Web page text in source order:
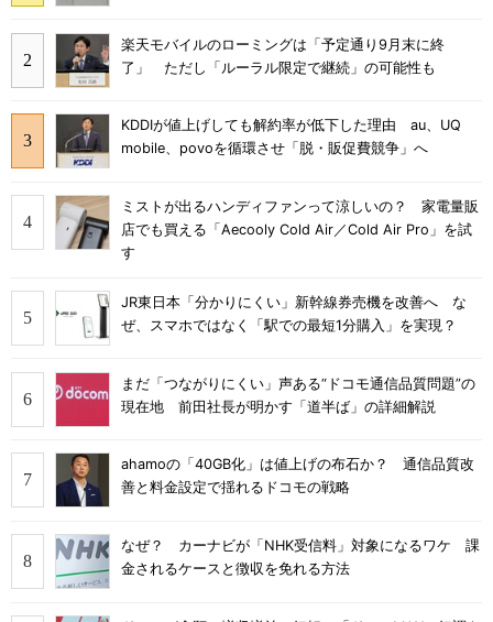
楽天モバイルのローミングは「予定通り9月末に終
了」 ただし「ルーラル限定で継続」の可能性も
KDDIが値上げしても解約率が低下した理由 au、UQ
mobile、povoを循環させ「脱・販促費競争」へ
ミストが出るハンディファンって涼しいの？ 家電量販
店でも買える「Aecooly Cold Air／Cold Air Pro」を試
す
JR東日本「分かりにくい」新幹線券売機を改善へ な
ぜ、スマホではなく「駅での最短1分購入」を実現？
まだ「つながりにくい」声ある“ドコモ通信品質問題”の
現在地 前田社長が明かす「道半ば」の詳細解説
ahamoの「40GB化」は値上げの布石か？ 通信品質改
善と料金設定で揺れるドコモの戦略
なぜ？ カーナビが「NHK受信料」対象になるワケ 課
金されるケースと徴収を免れる方法